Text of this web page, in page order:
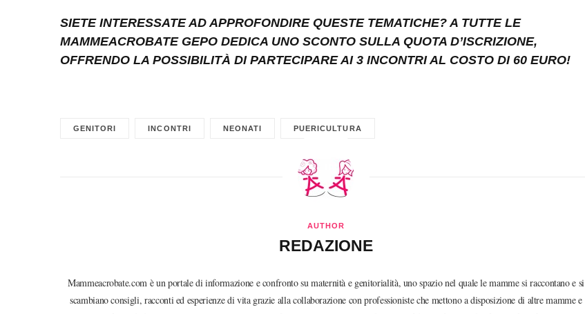
SIETE INTERESSATE AD APPROFONDIRE QUESTE TEMATICHE? A TUTTE LE
MAMMEACROBATE GEPO DEDICA UNO SCONTO SULLA QUOTA D’ISCRIZIONE,
OFFRENDO LA POSSIBILITÀ DI PARTECIPARE AI 3 INCONTRI AL COSTO DI 60 EURO!
GENITORI INCONTRI NEONATI PUERICULTURA
AUTHOR
REDAZIONE
Mammeacrobate.com è un portale di informazione e confronto su maternità e genitorialità, uno spazio nel quale le mamme si raccontano e si
scambiano consigli, racconti ed esperienze di vita grazie alla collaborazione con professioniste che mettono a disposizione di altre mamme e